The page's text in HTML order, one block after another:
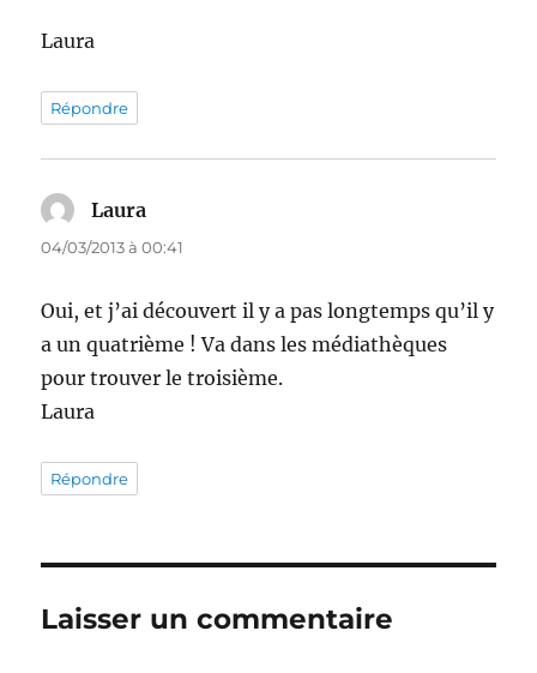
Laura
Répondre
Laura
04/03/2013 à 00:41
Oui, et j’ai découvert il y a pas longtemps qu’il y
a un quatrième ! Va dans les médiathèques
pour trouver le troisième.
Laura
Répondre
Laisser un commentaire